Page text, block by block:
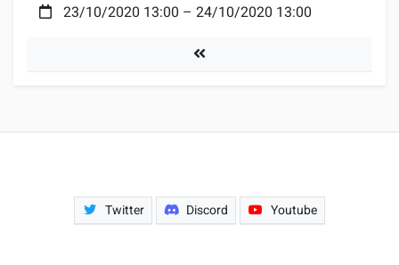
Datum:
23/10/2020 13:00 – 24/10/2020 13:00
Turniere
Twitter Discord Youtube